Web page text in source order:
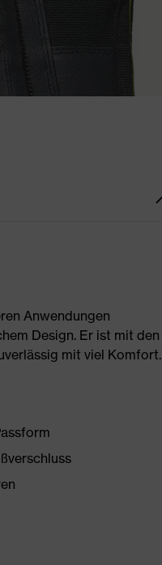
Anwendungen
Design. Er ist mit den
mit viel Komfort.